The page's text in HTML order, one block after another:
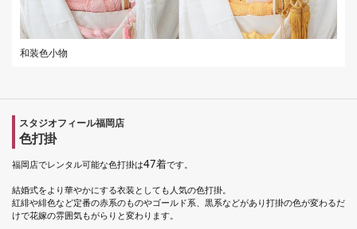
和装色小物
スタジオフィール福岡店
色打掛
福岡店でレンタル可能な色打掛は47着です。
結婚式をより華やかにする衣装としても人気の色打掛。
紅緋や緋色など定番の赤系のものやゴールド系、黒系などがあり打掛の色が変わるだ
けで花嫁の雰囲気もがらりと変わります。